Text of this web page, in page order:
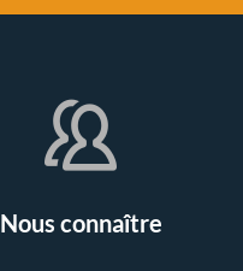
Nous connaître